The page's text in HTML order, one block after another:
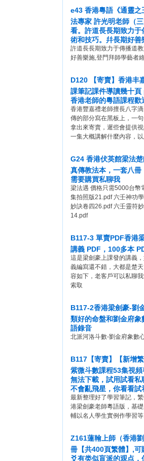
e43 香港粵語《通靈
法專家 許光明老師（
看。許道長長期致力
術和技巧。幷長期好善
許道長長期致力于傳播道
好善樂施,登門拜師學藝者
D120 【寄賣】香港丰
課筆記課件導讀幾十
香港老師的粵語課程歡
香港豐嘉禮老師擅長八字
傳的部分寫在黑板上，一
拿出來寄賣，遲些會提供
一集大概講解什麼內容，
G24 香港伏英館梁法
真傳教法本，一套八冊
需要購買私聊我
梁法遇 價格只需5000台幣
集拍照版21.pdf 六壬神功
妙訣卷四26.pdf 六壬靈符
14.pdf
B117-3 單賣PDF香港
講義 PDF，100多本
這是梁劍豪上課發的講義
義編寫還不錯，大都是楚
容如下，老客戶可以私聊
索取
B117-2香港梁劍豪-劉
類好的命盤和劉金府
語錄音
北派河洛斗數-劉金府象數
B117【寄賣】【新增
紫微斗數課程53集視
無法下載，試用試看私
不會亂飛星，你看看試
最新整理好了學習筆記，
港梁劍豪老師粵語版，基
輔以名人學生實例作學習
Z161蓮翰上師（香港
冊【共400頁繁體】,
爻有类似盲派的观点，